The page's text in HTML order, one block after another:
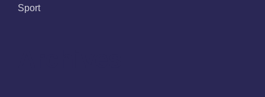
Sport